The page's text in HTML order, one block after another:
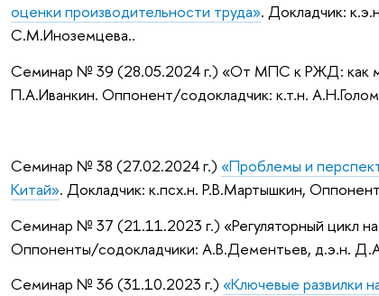
оценки производительности труда». Докладчик:
С.М.Иноземцева..
Семинар № 39 (28.05.2024 г.) «От МПС к РЖД: как
П.А.Иванкин. Оппонент/содокладчик: к.т.н.
Семинар № 38 (27.02.2024 г.) «Проблемы и
Китай». Докладчик: к.псх.н. Р.В.Мартышкин,
Семинар № 37 (21.11.2023 г.) «Регуляторный цикл
Оппоненты/содокладчики: А.В.Дементьев, д.э.н.
Семинар № 36 (31.10.2023 г.) «Ключевые развилки